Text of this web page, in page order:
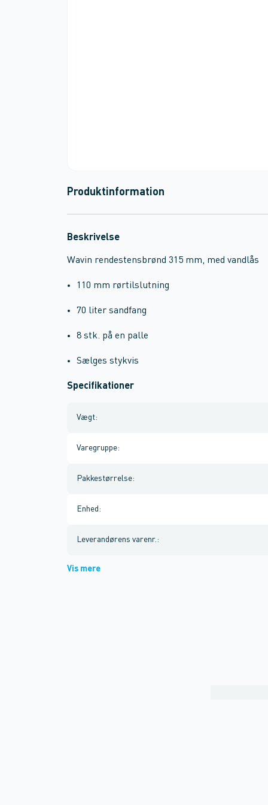
Produktinformation
Beskrivelse
Wavin rendestensbrønd 315 mm, med vandlås
110 mm rørtilslutning
70 liter sandfang
8 stk. på en palle
Sælges stykvis
Specifikationer
Vægt:
Varegruppe:
Pakkestørrelse:
Enhed :
Leverandørens varenr. :
Vis mere